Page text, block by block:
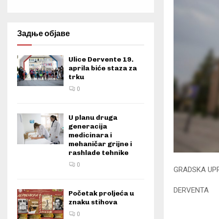
GRADSKA
DERVENTA
Задње објаве
Ulice Dervente 19.
aprila biće staza za
trku
0
U planu druga
generacija
medicinara i
mehaničar grijne i
rashlade tehnike
0
Početak proljeća u
znaku stihova
0